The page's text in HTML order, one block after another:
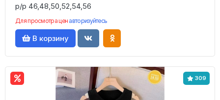
р/р 46,48,50,52,54,56
Для просмотра цен авторизуйтесь
В корзину
309